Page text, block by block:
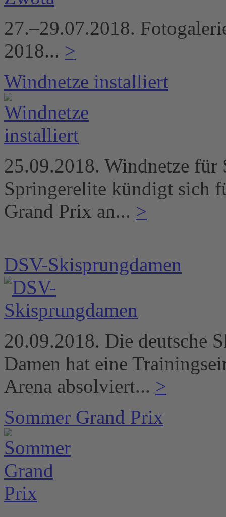
27.–29.07.2018.
2018... >
Windnetze installiert
25.09.2018. Windnetze
Springerelite kündigt sich
Grand Prix an... >
DSV-Skisprungdamen
20.09.2018. Die deutsche
Damen hat eine
Arena absolviert... >
Sommer Grand Prix